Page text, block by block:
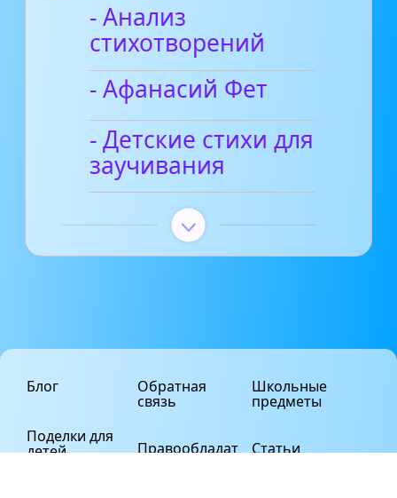
- Анализ
стихотворений
- Афанасий Фет
- Детские стихи для
заучивания
Блог
Поделки для
детей
Обратная
связь
Правообладат
Школьные
предметы
Статьи